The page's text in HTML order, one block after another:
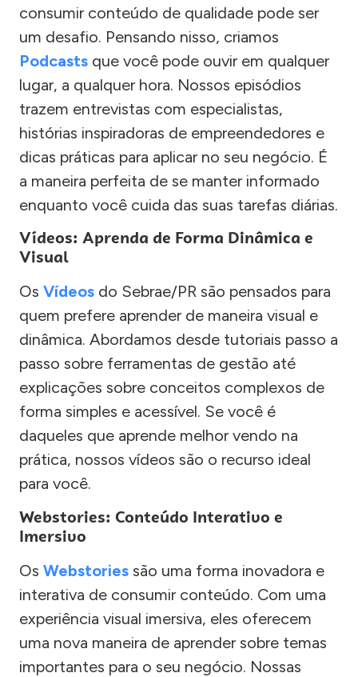
consumir conteúdo de qualidade pode ser
um desafio. Pensando nisso, criamos
Podcasts que você pode ouvir em qualquer
lugar, a qualquer hora. Nossos episódios
trazem entrevistas com especialistas,
histórias inspiradoras de empreendedores e
dicas práticas para aplicar no seu negócio. É
a maneira perfeita de se manter informado
enquanto você cuida das suas tarefas diárias.
Vídeos: Aprenda de Forma Dinâmica e
Visual
Os Vídeos do Sebrae/PR são pensados para
quem prefere aprender de maneira visual e
dinâmica. Abordamos desde tutoriais passo a
passo sobre ferramentas de gestão até
explicações sobre conceitos complexos de
forma simples e acessível. Se você é
daqueles que aprende melhor vendo na
prática, nossos vídeos são o recurso ideal
para você.
Webstories: Conteúdo Interativo e
Imersivo
Os Webstories são uma forma inovadora e
interativa de consumir conteúdo. Com uma
experiência visual imersiva, eles oferecem
uma nova maneira de aprender sobre temas
importantes para o seu negócio. Nossas